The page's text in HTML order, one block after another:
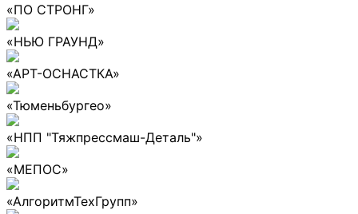
«ПО СТРОНГ»
«НЬЮ ГРАУНД»
«АРТ-ОСНАСТКА»
«Тюменьбургео»
«НПП "Тяжпрессмаш-Деталь"»
«МЕПОС»
«АлгоритмТехГрупп»